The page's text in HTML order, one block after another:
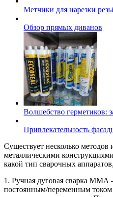
Метчики для нарезки
Обзор прямых диванов
Волшебство герметиков:
Привлекательность
Существует несколько методов
металлическими
какой тип сварочных
1. Ручная дуговая сварка ММА
постоянным/переменным